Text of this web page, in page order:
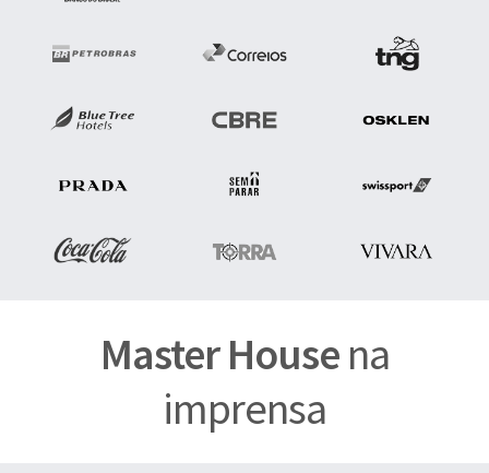
Master Housena
imprensa